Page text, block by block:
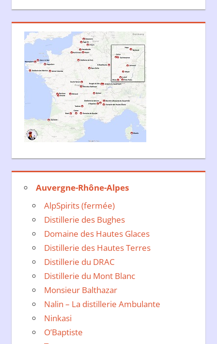
Auvergne-Rhône-Alpes
AlpSpirits (fermée)
Distillerie des Bughes
Domaine des Hautes Glaces
Distillerie des Hautes Terres
Distillerie du DRAC
Distillerie du Mont Blanc
Monsieur Balthazar
Nalin – La distillerie Ambulante
Ninkasi
O’Baptiste